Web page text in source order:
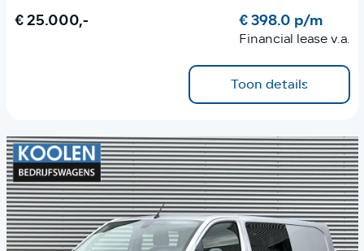
€ 25.000,- € 398.0 p/m
Financial lease v.a.
Toon details